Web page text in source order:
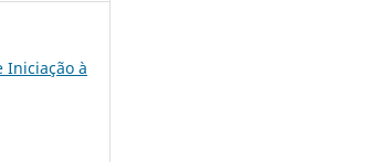
Iniciação à